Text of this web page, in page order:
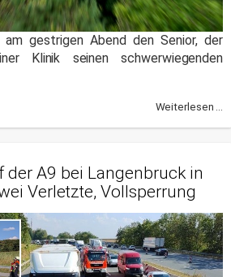
am gestrigen Abend den Senior, der
Klinik seinen schwerwiegenden
Weiterlesen ...
der A9 bei Langenbruck in
Verletzte, Vollsperrung